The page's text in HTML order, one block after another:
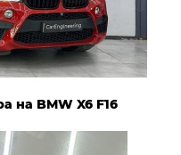
на BMW X6 F16